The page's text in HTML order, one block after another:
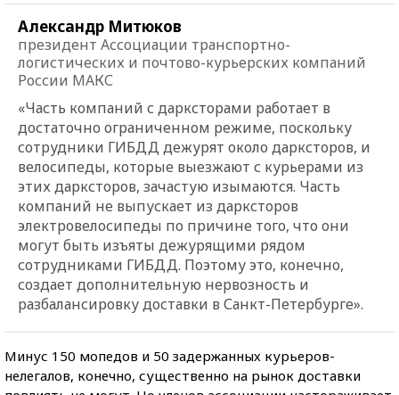
Александр Митюков
президент Ассоциации транспортно-
логистических и почтово-курьерских компаний
России МАКС
«Часть компаний с дарксторами работает в
достаточно ограниченном режиме, поскольку
сотрудники ГИБДД дежурят около дарксторов, и
велосипеды, которые выезжают с курьерами из
этих дарксторов, зачастую изымаются. Часть
компаний не выпускает из дарксторов
электровелосипеды по причине того, что они
могут быть изъяты дежурящими рядом
сотрудниками ГИБДД. Поэтому это, конечно,
создает дополнительную нервозность и
разбалансировку доставки в Санкт-Петербурге».
Минус 150 мопедов и 50 задержанных курьеров-
нелегалов, конечно, существенно на рынок доставки